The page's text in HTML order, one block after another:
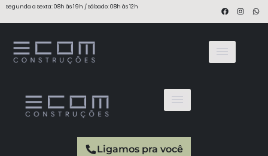
Segunda a Sexta: 08h às 19h / Sábado: 08h às 12h
Ligamos pra você